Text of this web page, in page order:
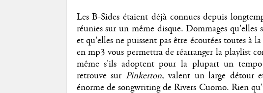
Les B-Sides étaient déjà connues depuis
réunies sur un même disque. Dommages
et qu'elles ne puissent pas être écoutées toutes
en mp3 vous permettra de réarranger la playlist
même s'ils adoptent pour la plupart un
retrouve sur Pinkerton, valent un large détour
énorme de songwriting de Rivers Cuomo. Rien